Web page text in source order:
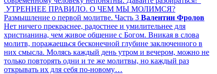
УТРЕННЕЕ ПРАВИЛО. О ЧЕМ МЫ МОЛИМСЯ?
Размышление о первой молитве. Часть 3 Валентин Фролов
Нет ничего прекраснее, радостнее и умилительнее для
христианина, чем живое общение с Богом. Вникая в слова
молитв, поражаешься бесконечной глубине заключенного в
них смысла. Молясь каждый день утром и вечером, можно не
только повторять одни и те же молитвы, но каждый раз
открывать их для себя по-новому…